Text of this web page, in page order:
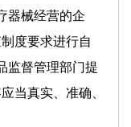
器械经营的企
度要求进行自
监督管理部门提
当真实、准确、